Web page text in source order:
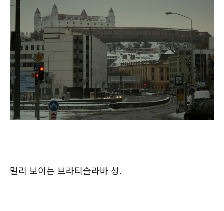
멀리 보이는 브라티슬라바 성.